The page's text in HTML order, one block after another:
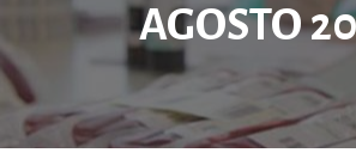
AGOSTO